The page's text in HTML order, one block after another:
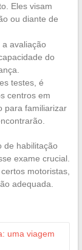
Eles visam
ou diante de
avaliação
do
testes, é
centros em
para familiarizar
de habilitação
exame crucial.
motoristas,
adequada.
uma viagem